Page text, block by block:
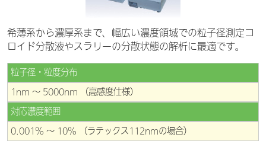
希薄系から濃厚系まで、幅広い濃度領域での粒子径測定コ
ロイド分散液やスラリーの分散状態の解析に最適です。
粒子径・粒度分布
1nm ～ 5000nm （高感度仕様）
対応濃度範囲
0.001% ～ 10% （ラテックス112nmの場合）